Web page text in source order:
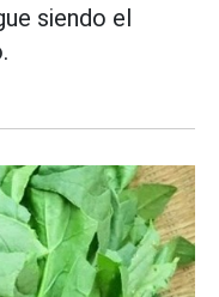
siendo el